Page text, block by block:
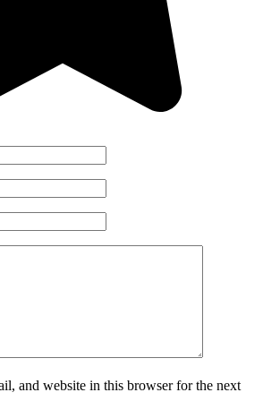
and website in this browser for the next